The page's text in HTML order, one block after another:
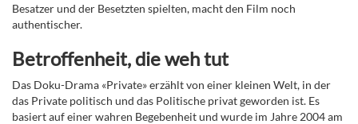
Besatzer und der Besetzten spielten, macht den Film noch
authentischer.
Betroffenheit, die weh tut
Das Doku-Drama «Private» erzählt von einer kleinen Welt, in der
das Private politisch und das Politische privat geworden ist. Es
basiert auf einer wahren Begebenheit und wurde im Jahre 2004 am